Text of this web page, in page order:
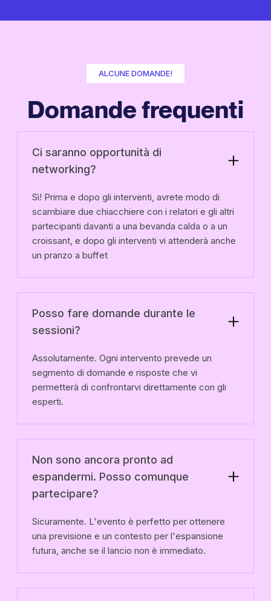
ALCUNE DOMANDE!
Domande frequenti
Ci saranno opportunità di
networking?
Sì! Prima e dopo gli interventi, avrete modo di
scambiare due chiacchiere con i relatori e gli altri
partecipanti davanti a una bevanda calda o a un
croissant, e dopo gli interventi vi attenderà anche
un pranzo a buffet
Posso fare domande durante le
sessioni?
Assolutamente. Ogni intervento prevede un
segmento di domande e risposte che vi
permetterà di confrontarvi direttamente con gli
esperti.
Non sono ancora pronto ad
espandermi. Posso comunque
partecipare?
Sicuramente. L'evento è perfetto per ottenere
una previsione e un contesto per l'espansione
futura, anche se il lancio non è immediato.